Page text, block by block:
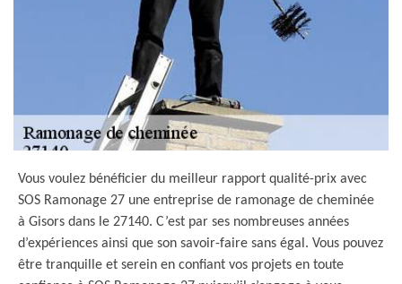
Vous voulez bénéficier du meilleur rapport qualité-prix avec
SOS Ramonage 27 une entreprise de ramonage de cheminée
à Gisors dans le 27140. C’est par ses nombreuses années
d’expériences ainsi que son savoir-faire sans égal. Vous pouvez
être tranquille et serein en confiant vos projets en toute